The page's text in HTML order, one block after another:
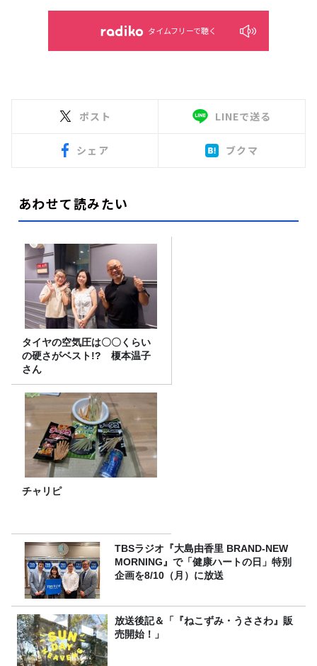
タイムフリーで聴く
ポスト LINEで送る
シェア ブクマ
あわせて読みたい
タイヤの空気圧は〇〇くらい
の硬さがベスト!? 榎本温子
さん
チャリピ
TBSラジオ『大島由香里 BRAND-NEW
MORNING』で「健康ハートの日」特別
企画を8/10（月）に放送
放送後記＆「『ねこずみ・うささわ』販
売開始！」